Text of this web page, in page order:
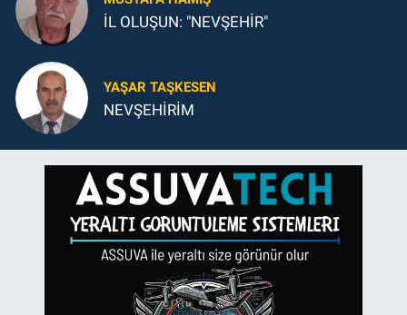
İL OLUŞUN: "NEVŞEHİR"
YAŞAR TAŞKESEN
NEVŞEHİRİM